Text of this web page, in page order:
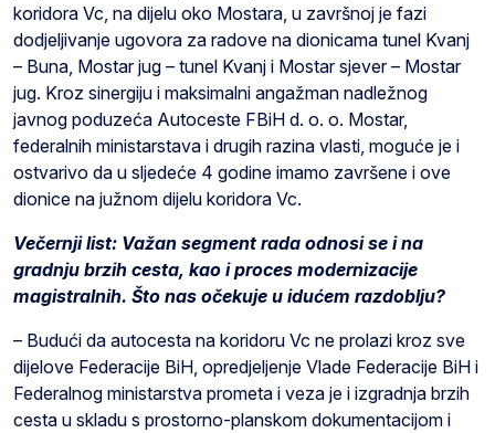
koridora Vc, na dijelu oko Mostara, u završnoj je fazi
dodjeljivanje ugovora za radove na dionicama tunel Kvanj
– Buna, Mostar jug – tunel Kvanj i Mostar sjever – Mostar
jug. Kroz sinergiju i maksimalni angažman nadležnog
javnog poduzeća Autoceste FBiH d. o. o. Mostar,
federalnih ministarstava i drugih razina vlasti, moguće je i
ostvarivo da u sljedeće 4 godine imamo završene i ove
dionice na južnom dijelu koridora Vc.
Večernji list: Važan segment rada odnosi se i na
gradnju brzih cesta, kao i proces modernizacije
magistralnih. Što nas očekuje u idućem razdoblju?
– Budući da autocesta na koridoru Vc ne prolazi kroz sve
dijelove Federacije BiH, opredjeljenje Vlade Federacije BiH i
Federalnog ministarstva prometa i veza je i izgradnja brzih
cesta u skladu s prostorno-planskom dokumentacijom i